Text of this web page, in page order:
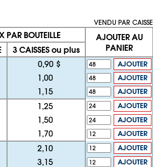
VENDU PAR CAISSE
PAR BOUTEILLE
AJOUTER AU
PANIER
3 CAISSES ou plus
0,90 $ AJOUTER
1,00 AJOUTER
1,15 AJOUTER
1,25 AJOUTER
1,50 AJOUTER
1,70 AJOUTER
2,10 AJOUTER
3,15 AJOUTER